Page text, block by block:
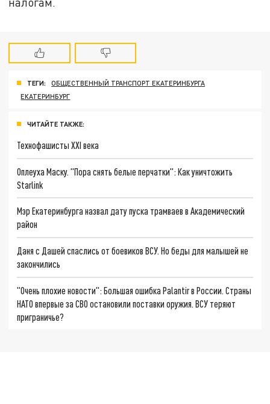
ТЕГИ:
ОБЩЕСТВЕННЫЙ ТРАНСПОРТ ЕКАТЕРИНБУРГА
ЕКАТЕРИНБУРГ
ЧИТАЙТЕ ТАКЖЕ:
Технофашисты XXI века
Оплеуха Маску. "Пора снять белые перчатки": Как уничтожить
Starlink
Мэр Екатеринбурга назвал дату пуска трамваев в Академический
район
Даня с Дашей спаслись от боевиков ВСУ. Но беды для малышей не
закончились
"Очень плохие новости": Большая ошибка Palantir в России. Страны
НАТО впервые за СВО остановили поставки оружия. ВСУ теряют
приграничье?